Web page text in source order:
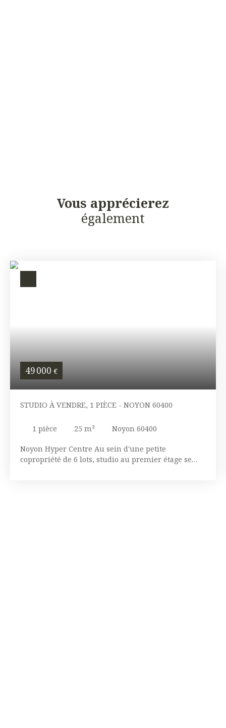
Vous apprécierez
également
49 000 €
STUDIO À VENDRE, 1 PIÈCE - NOYON 60400
1 pièce 25 m² Noyon 60400
Noyon Hyper Centre Au sein d'une petite
copropriété de 6 lots, studio au premier étage se